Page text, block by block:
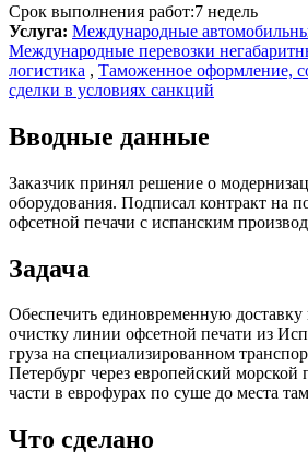
Срок выполнения работ:7 недель
Услуга: Международные
Международные перевозки
логистика , Таможенное оформление,
сделки в условиях санкций
Вводные данные
Заказчик принял решение о
оборудования. Подписал контракт на
офсетной печачи с испанским
Задача
Обеспечить единовременную
очистку линии офсетной печати из
груза на специализированном
Петербург через европейский морской
части в еврофурах по суше до места
Что сделано